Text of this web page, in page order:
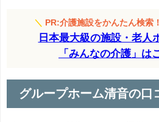
＼ PR:介護施設をかんたん検索
日本最大級の施設・老人
「みんなの介護」は
グループホーム清音の口